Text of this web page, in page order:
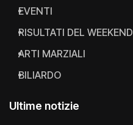
EVENTI
RISULTATI DEL WEEKEND
ARTI MARZIALI
BILIARDO
Ultime notizie